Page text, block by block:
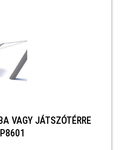
VAGY JÁTSZÓTÉRRE
P8601